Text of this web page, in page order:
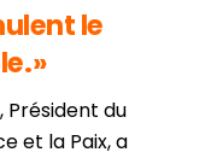
le
Président du
et la Paix, a